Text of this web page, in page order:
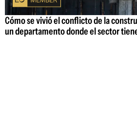
Cómo se vivió el conflicto de la
un departamento donde el sector